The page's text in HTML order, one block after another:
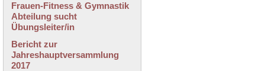
Frauen-Fitness & Gymnastik
Abteilung sucht
Übungsleiter/in
Bericht zur
Jahreshauptversammlung
2017